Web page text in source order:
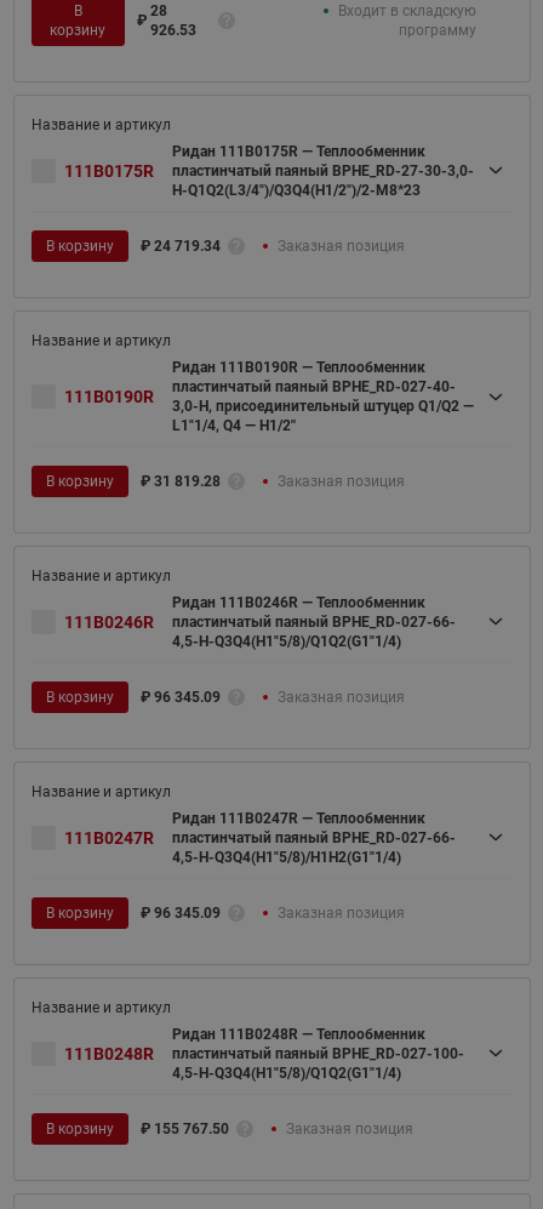
В
корзину
₽
28
926.53
Входит в складскую
программу
111B0175R
Ридан 111B0175R — Теплообменник
пластинчатый паяный BPHE_RD-27-30-3,0-
H-Q1Q2(L3/4")/Q3Q4(H1/2")/2-M8*23
В корзину ₽ 24 719.34 Заказная позиция
111B0190R
Ридан 111B0190R — Теплообменник
пластинчатый паяный BPHE_RD-027-40-
3,0-H, присоединительный штуцер Q1/Q2 —
L1"1/4, Q4 — H1/2''
В корзину ₽ 31 819.28 Заказная позиция
111B0246R
Ридан 111B0246R — Теплообменник
пластинчатый паяный BPHE_RD-027-66-
4,5-H-Q3Q4(H1"5/8)/Q1Q2(G1"1/4)
В корзину ₽ 96 345.09 Заказная позиция
111B0247R
Ридан 111B0247R — Теплообменник
пластинчатый паяный BPHE_RD-027-66-
4,5-H-Q3Q4(H1"5/8)/H1H2(G1"1/4)
В корзину ₽ 96 345.09 Заказная позиция
111B0248R
Ридан 111B0248R — Теплообменник
пластинчатый паяный BPHE_RD-027-100-
4,5-H-Q3Q4(H1"5/8)/Q1Q2(G1"1/4)
В корзину ₽ 155 767.50 Заказная позиция